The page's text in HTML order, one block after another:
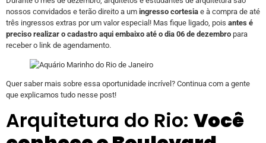
nossos convidados e terão direito a um ingresso cortesia e à compra de até
três ingressos extras por um valor especial! Mas fique ligado, pois antes é
preciso realizar o cadastro aqui embaixo até o dia 06 de dezembro para
receber o link de agendamento.
Quer saber mais sobre essa oportunidade incrível? Continua com a gente
que explicamos tudo nesse post!
Arquitetura do Rio: Você